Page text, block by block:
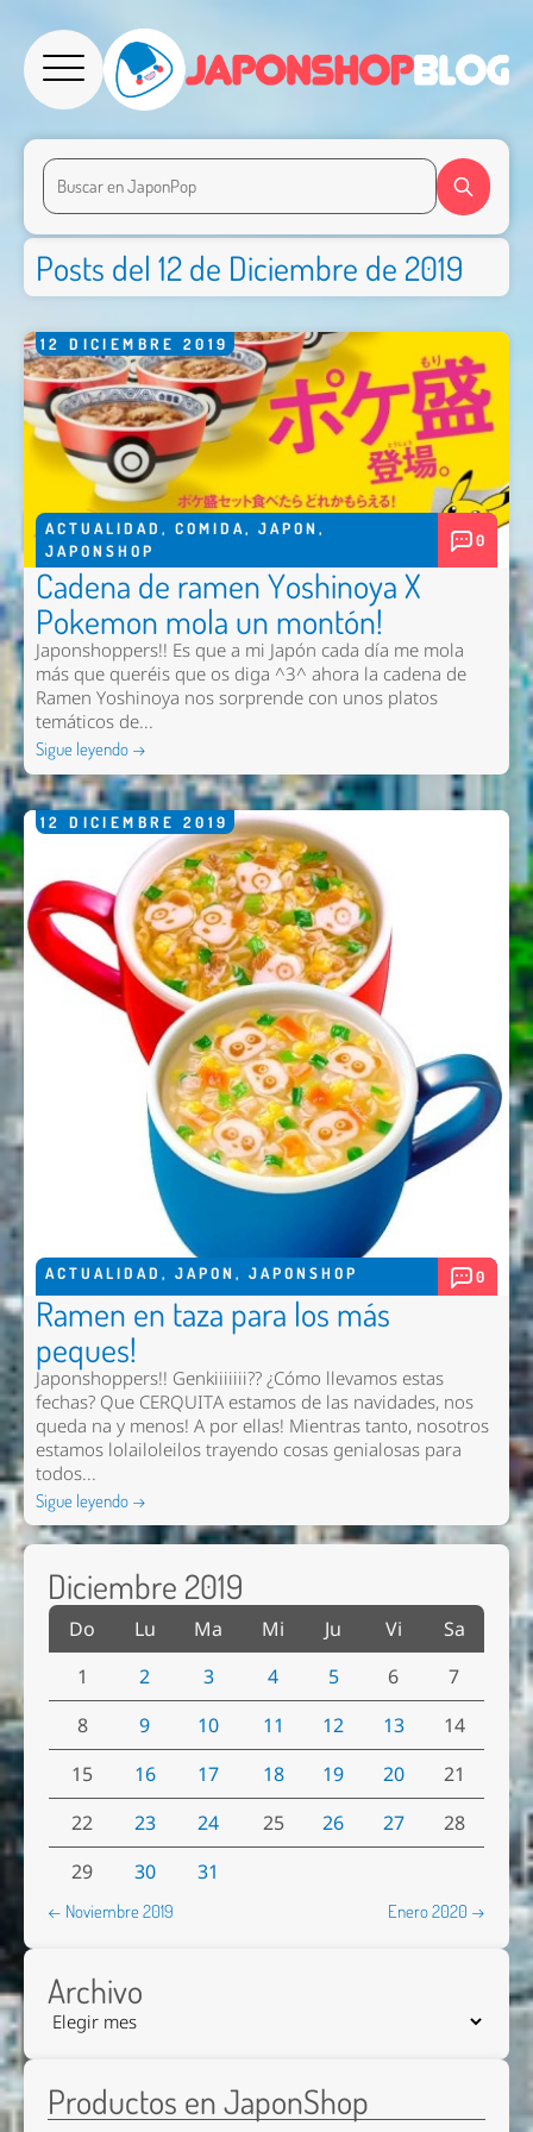
Posts del 12 de Diciembre de 2019
12 DICIEMBRE 2019
ACTUALIDAD , COMIDA, JAPON ,
JAPONSHOP
0
Cadena de ramen Yoshinoya X
Pokemon mola un montón!
Japonshoppers!! Es que a mi Japón cada día me mola
más que queréis que os diga ^3^ ahora la cadena de
Ramen Yoshinoya nos sorprende con unos platos
temáticos de...
Sigue leyendo →
12 DICIEMBRE 2019
ACTUALIDAD , JAPON , JAPONSHOP 0
Ramen en taza para los más
peques!
Japonshoppers!! Genkiiiiiii?? ¿Cómo llevamos estas
fechas? Que CERQUITA estamos de las navidades, nos
queda na y menos! A por ellas! Mientras tanto, nosotros
estamos lolailoleilos trayendo cosas genialosas para
todos...
Sigue leyendo →
Diciembre 2019
Do Lu Ma Mi Ju Vi
Sa
1
2 3 4 5 6
7
8
9 10 11 12 13
14
15
16 17 18 19 20
21
22
23 24 25 26 27
28
29
30 31
← Noviembre 2019 Enero 2020 →
Archivo
Productos en JaponShop